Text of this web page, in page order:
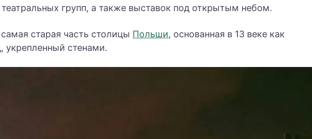
групп, а также выставок под открытым небом.
старая часть столицы Польши, основанная в 13 веке как
укрепленный стенами.